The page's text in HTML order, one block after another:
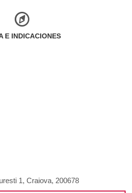
E INDICACIONES
1, Craiova, 200678